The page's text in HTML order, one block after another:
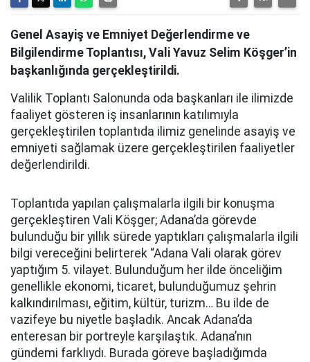
Genel Asayiş ve Emniyet Değerlendirme ve
Bilgilendirme Toplantısı, Vali Yavuz Selim Köşger’in
başkanlığında gerçekleştirildi.
Valilik Toplantı Salonunda oda başkanları ile ilimizde
faaliyet gösteren iş insanlarının katılımıyla
gerçekleştirilen toplantıda ilimiz genelinde asayiş ve
emniyeti sağlamak üzere gerçekleştirilen faaliyetler
değerlendirildi.
Toplantıda yapılan çalışmalarla ilgili bir konuşma
gerçekleştiren Vali Köşger; Adana’da görevde
bulunduğu bir yıllık sürede yaptıkları çalışmalarla ilgili
bilgi vereceğini belirterek “Adana Vali olarak görev
yaptığım 5. vilayet. Bulunduğum her ilde önceliğim
genellikle ekonomi, ticaret, bulunduğumuz şehrin
kalkındırılması, eğitim, kültür, turizm… Bu ilde de
vazifeye bu niyetle başladık. Ancak Adana’da
enteresan bir portreyle karşılaştık. Adana’nın
gündemi farklıydı. Burada göreve başladığımda